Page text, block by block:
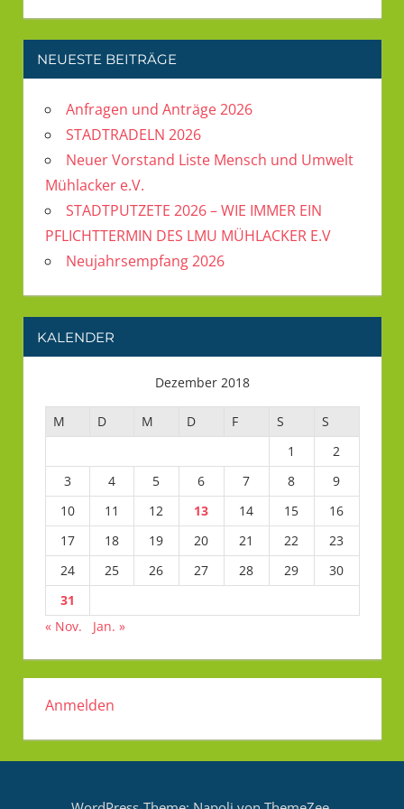
NEUESTE BEITRÄGE
Anfragen und Anträge 2026
STADTRADELN 2026
Neuer Vorstand Liste Mensch und Umwelt
Mühlacker e.V.
STADTPUTZETE 2026 – WIE IMMER EIN
PFLICHTTERMIN DES LMU MÜHLACKER E.V
Neujahrsempfang 2026
KALENDER
Dezember 2018
M D M D F S
S
1
2
3
4 5 6 7 8
9
10
11 12 13 14 15
16
17
18 19 20 21 22
23
24
25 26 27 28 29
30
31
« Nov.
Jan. »
Anmelden